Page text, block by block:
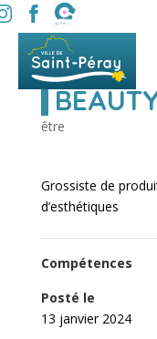
être
Grossiste de
d’esthétiques
Compétences
Posté le
13 janvier 2024